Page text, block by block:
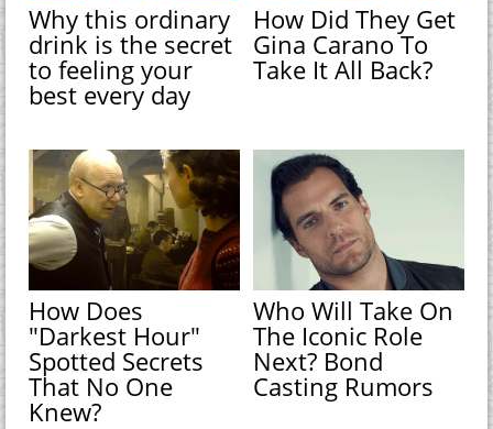
Why this ordinary
drink is the secret
to feeling your
best every day
How Did They Get
Gina Carano To
Take It All Back?
How Does
"Darkest Hour"
Spotted Secrets
That No One
Knew?
Who Will Take On
The Iconic Role
Next? Bond
Casting Rumors